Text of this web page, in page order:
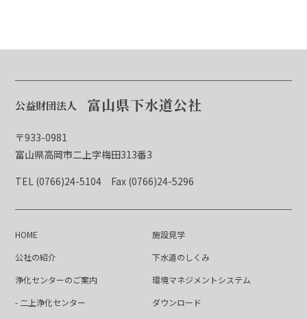
公益財団法人 富山県下水道公社
〒933-0981
富山県高岡市二上字梅田313番3
TEL (0766)24-5104 Fax (0766)24-5296
HOME
公社の紹介
浄化センターのご案内
- 二上浄化センター
施設見学
下水道のしくみ
環境マネジメントシステム
ダウンロード